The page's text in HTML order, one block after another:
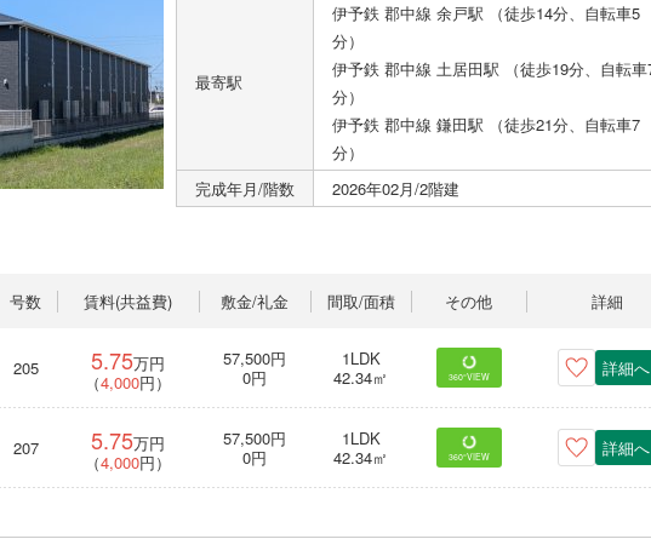
最寄駅
伊予鉄 郡中線 余戸駅 （徒歩14分、自転車5
分）
伊予鉄 郡中線 土居田駅 （徒歩19分、自転車
分）
伊予鉄 郡中線 鎌田駅 （徒歩21分、自転車7
分）
完成年月/階数
2026年02月/2階建
号数 賃料(共益費) 敷金/礼金 間取/面積 その他 詳細
205 5.75万円
（4,000円）
57,500円
0円
1LDK
42.34㎡
360°VIEW 詳細へ
207 5.75万円
（4,000円）
57,500円
0円
1LDK
42.34㎡
360°VIEW 詳細へ